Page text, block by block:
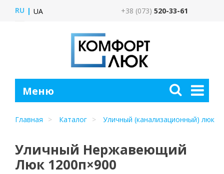
RU UA +38 (073) 520-33-61
Главная Каталог Уличный (канализационный) люк
Уличный Нержавеющий
Люк 1200п×900